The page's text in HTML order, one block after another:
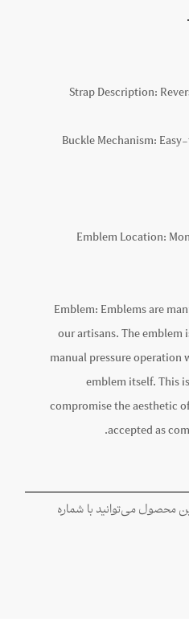
Strap Description:
Buckle Mechanism:
Emblem Location:
Emblem: Emblems are
our artisans. The
manual pressure
emblem itself. This
compromise the aesthetic
accepted as
محصول می‌توانید با شماره